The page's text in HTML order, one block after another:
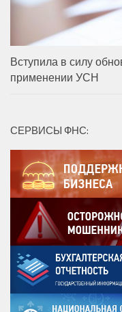
Вступила в силу
применении УСН
СЕРВИСЫ ФНС: